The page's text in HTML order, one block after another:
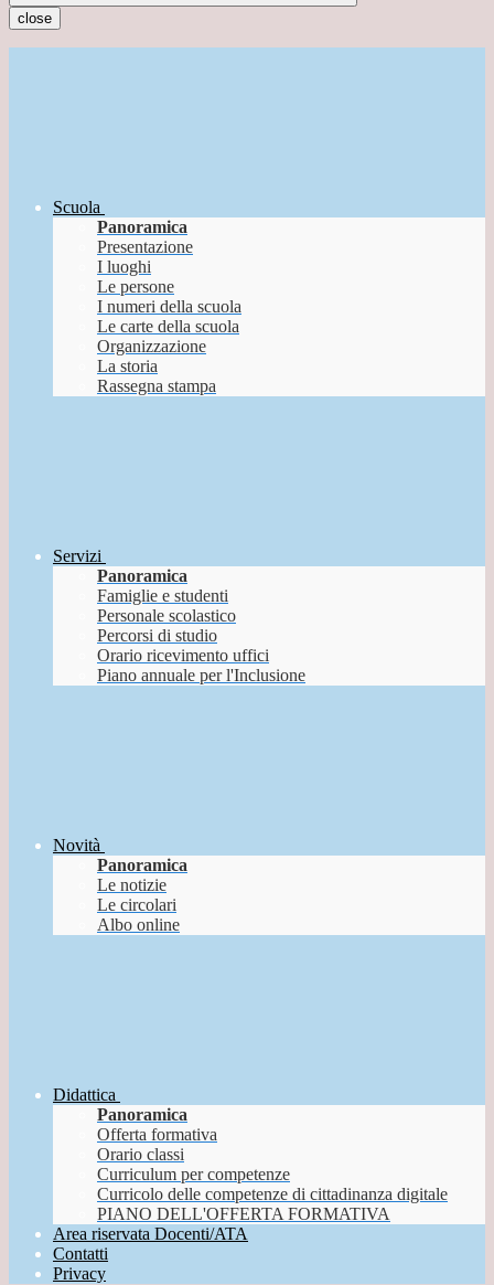
close
Scuola
Panoramica
Presentazione
I luoghi
Le persone
I numeri della scuola
Le carte della scuola
Organizzazione
La storia
Rassegna stampa
Servizi
Panoramica
Famiglie e studenti
Personale scolastico
Percorsi di studio
Orario ricevimento uffici
Piano annuale per l'Inclusione
Novità
Panoramica
Le notizie
Le circolari
Albo online
Didattica
Panoramica
Offerta formativa
Orario classi
Curriculum per competenze
Curricolo delle competenze di cittadinanza digitale
PIANO DELL'OFFERTA FORMATIVA
Area riservata Docenti/ATA
Contatti
Privacy